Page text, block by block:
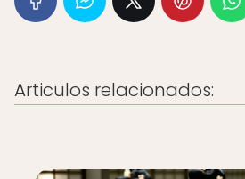
Articulos relacionados: